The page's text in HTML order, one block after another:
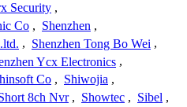
Security ,
Co , Shenzhen ,
, Shenzhen Tong Bo Wei ,
Ycx Electronics ,
Co , Shiwojia ,
8ch Nvr , Showtec , Sibel ,